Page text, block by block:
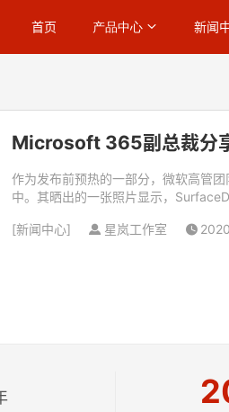
首页 产品中心 新闻
Microsoft 365副总裁分
作为发布前预热的一部分，微软高管
中。其晒出的一张照片显示，
[新闻中心] 星岚工作室